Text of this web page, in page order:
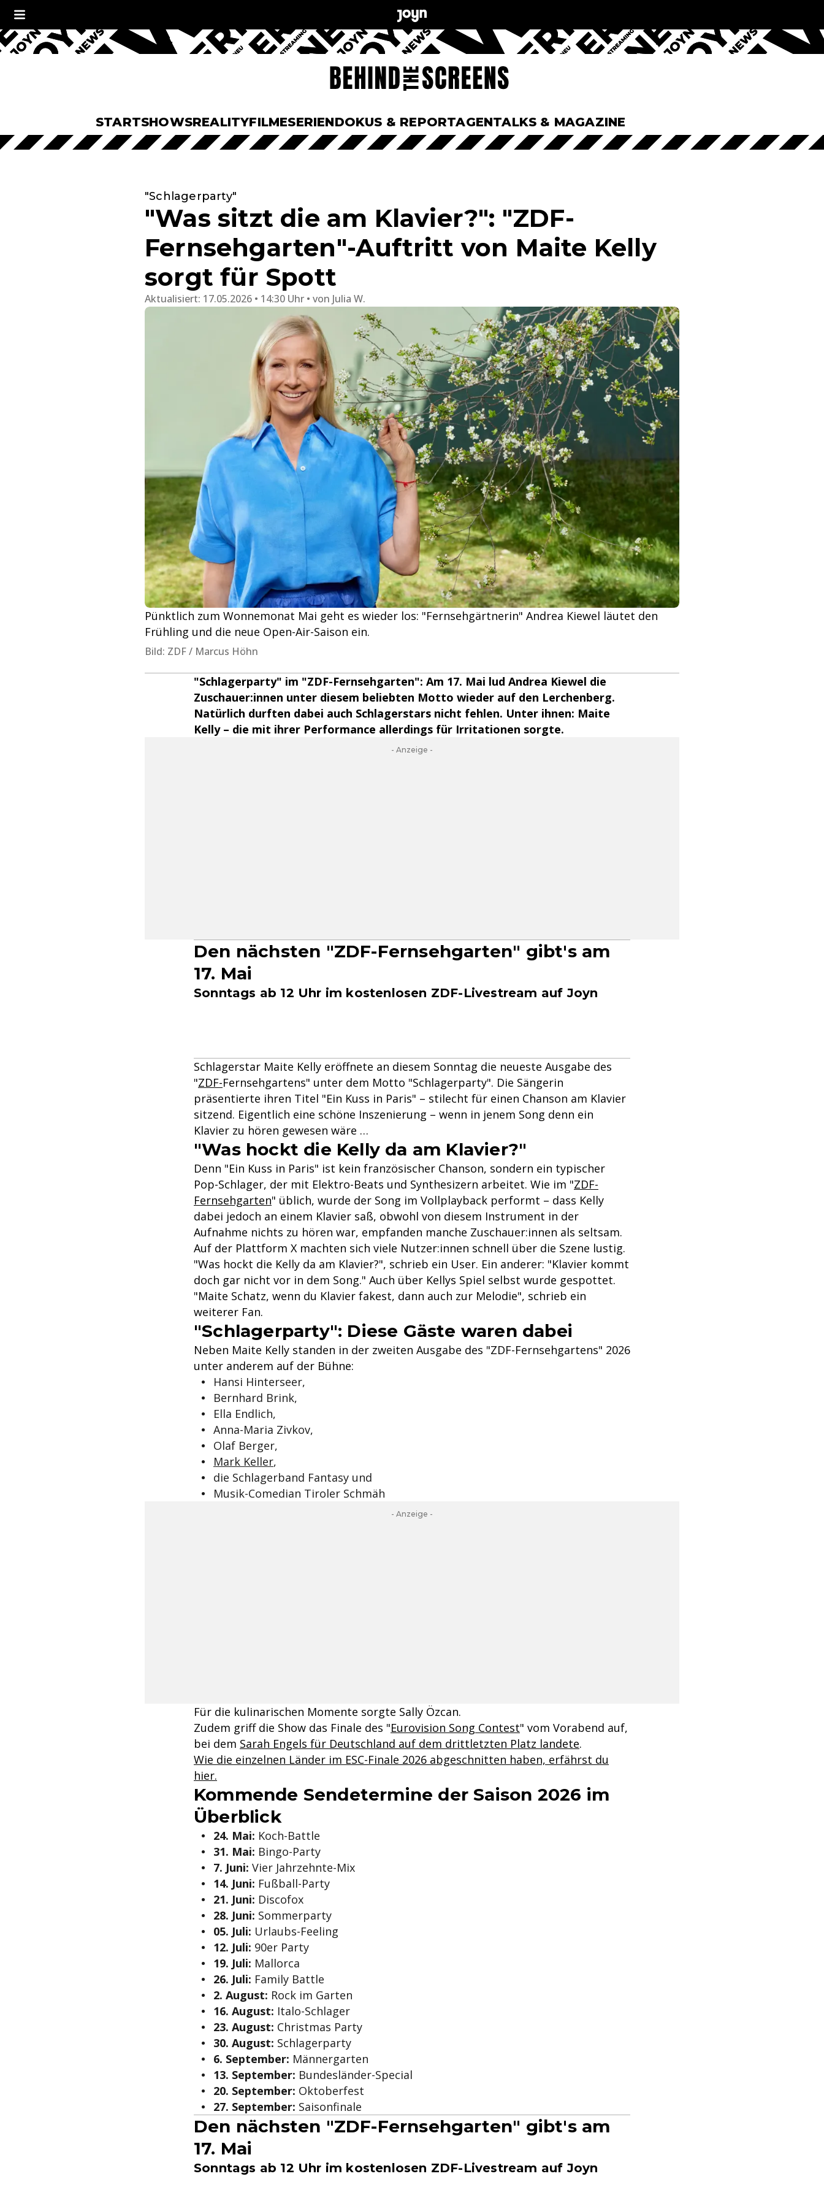
STARTSHOWSREALITYFILMESERIENDOKUS & REPORTAGENTALKS & MAGAZINE
"Schlagerparty"
"Was sitzt die am Klavier?": "ZDF-
Fernsehgarten"-Auftritt von Maite Kelly
sorgt für Spott
Aktualisiert: 17.05.2026 • 14:30 Uhr von Julia W.
Pünktlich zum Wonnemonat Mai geht es wieder los: "Fernsehgärtnerin" Andrea Kiewel läutet den
Frühling und die neue Open-Air-Saison ein.
Bild: ZDF / Marcus Höhn
"Schlagerparty" im "ZDF-Fernsehgarten": Am 17. Mai lud Andrea Kiewel die
Zuschauer:innen unter diesem beliebten Motto wieder auf den Lerchenberg.
Natürlich durften dabei auch Schlagerstars nicht fehlen. Unter ihnen: Maite
Kelly – die mit ihrer Performance allerdings für Irritationen sorgte.
- Anzeige -
Den nächsten "ZDF-Fernsehgarten" gibt's am
17. Mai
Sonntags ab 12 Uhr im kostenlosen ZDF-Livestream auf Joyn
Schlagerstar Maite Kelly eröffnete an diesem Sonntag die neueste Ausgabe des
"ZDF-Fernsehgartens" unter dem Motto "Schlagerparty". Die Sängerin
präsentierte ihren Titel "Ein Kuss in Paris" – stilecht für einen Chanson am Klavier
sitzend. Eigentlich eine schöne Inszenierung – wenn in jenem Song denn ein
Klavier zu hören gewesen wäre …
"Was hockt die Kelly da am Klavier?"
Denn "Ein Kuss in Paris" ist kein französischer Chanson, sondern ein typischer
Pop-Schlager, der mit Elektro-Beats und Synthesizern arbeitet. Wie im "ZDF-
Fernsehgarten" üblich, wurde der Song im Vollplayback performt – dass Kelly
dabei jedoch an einem Klavier saß, obwohl von diesem Instrument in der
Aufnahme nichts zu hören war, empfanden manche Zuschauer:innen als seltsam.
Auf der Plattform X machten sich viele Nutzer:innen schnell über die Szene lustig.
"Was hockt die Kelly da am Klavier?", schrieb ein User. Ein anderer: "Klavier kommt
doch gar nicht vor in dem Song." Auch über Kellys Spiel selbst wurde gespottet.
"Maite Schatz, wenn du Klavier fakest, dann auch zur Melodie", schrieb ein
weiterer Fan.
"Schlagerparty": Diese Gäste waren dabei
Neben Maite Kelly standen in der zweiten Ausgabe des "ZDF-Fernsehgartens" 2026
unter anderem auf der Bühne:
Hansi Hinterseer,
Bernhard Brink,
Ella Endlich,
Anna-Maria Zivkov,
Olaf Berger,
Mark Keller,
die Schlagerband Fantasy und
Musik-Comedian Tiroler Schmäh
- Anzeige -
Für die kulinarischen Momente sorgte Sally Özcan.
Zudem griff die Show das Finale des "Eurovision Song Contest" vom Vorabend auf,
bei dem Sarah Engels für Deutschland auf dem drittletzten Platz landete.
Wie die einzelnen Länder im ESC-Finale 2026 abgeschnitten haben, erfährst du
hier.
Kommende Sendetermine der Saison 2026 im
Überblick
24. Mai: Koch-Battle
31. Mai: Bingo-Party
7. Juni: Vier Jahrzehnte-Mix
14. Juni: Fußball-Party
21. Juni: Discofox
28. Juni: Sommerparty
05. Juli: Urlaubs-Feeling
12. Juli: 90er Party
19. Juli: Mallorca
26. Juli: Family Battle
2. August: Rock im Garten
16. August: Italo-Schlager
23. August: Christmas Party
30. August: Schlagerparty
6. September: Männergarten
13. September: Bundesländer-Special
20. September: Oktoberfest
27. September: Saisonfinale
Den nächsten "ZDF-Fernsehgarten" gibt's am
17. Mai
Sonntags ab 12 Uhr im kostenlosen ZDF-Livestream auf Joyn